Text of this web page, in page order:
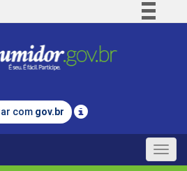
Comunica BR
Legislação
com gov.br
Toggle